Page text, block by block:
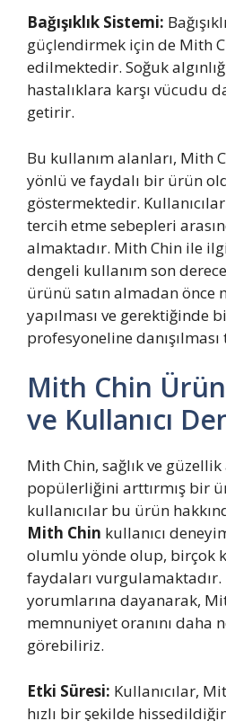
Bağışıklık Sistemi:
güçlendirmek için de Mith
edilmektedir. Soğuk
hastalıklara karşı vücudu
getirir.
Bu kullanım alanları, Mith
yönlü ve faydalı bir ürün
göstermektedir.
tercih etme sebepleri
almaktadır. Mith Chin ile
dengeli kullanım son
ürünü satın almadan önce
yapılması ve gerektiğinde
profesyoneline
Mith Chin
ve Kullanıcı
Mith Chin, sağlık ve güzellik
popülerliğini arttırmış bir
kullanıcılar bu ürün
Mith Chin kullanıcı
olumlu yönde olup, birçok
faydaları vurgulamaktadır.
yorumlarına dayanarak,
memnuniyet oranını daha
görebiliriz.
Etki Süresi: Kullanıcılar,
hızlı bir şekilde